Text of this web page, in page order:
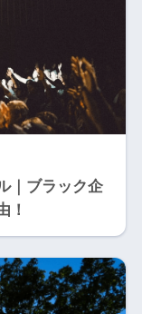
｜ブラック企
！